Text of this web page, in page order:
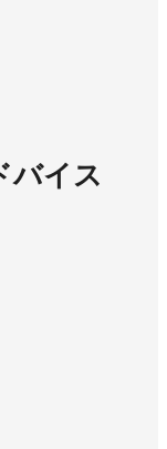
バイス